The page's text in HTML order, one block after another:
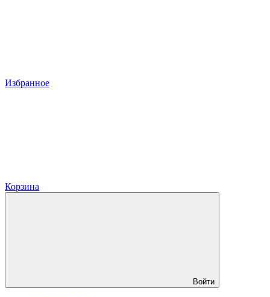
Избранное
Корзина
Войти